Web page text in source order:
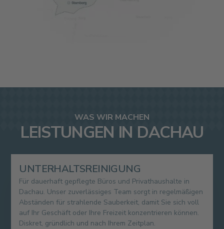
WAS WIR MACHEN
LEISTUNGEN IN DACHAU
UNTERHALTSREINIGUNG
Für dauerhaft gepflegte Büros und Privathaushalte in
Dachau. Unser zuverlässiges Team sorgt in regelmäßigen
Abständen für strahlende Sauberkeit, damit Sie sich voll
auf Ihr Geschäft oder Ihre Freizeit konzentrieren können.
Diskret, gründlich und nach Ihrem Zeitplan.